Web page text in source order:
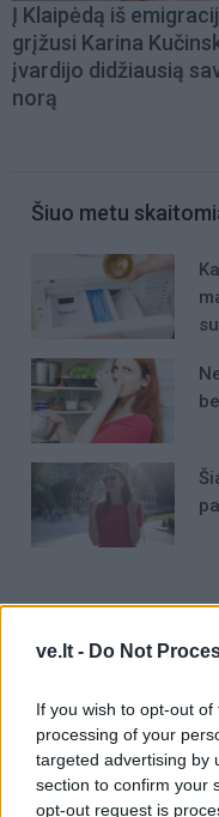
ve.lt - Do Not
If you wish to opt-out
processing of your
targeted advertising by
section to confirm your
opt-out request is
Į Klaipėdą iš
grįžusi Karina
įvardijo didžiausią
norą
Šiuo metu
Raktažodžiai